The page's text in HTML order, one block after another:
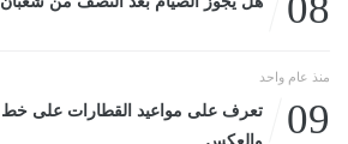
منذ عام واحد
09
تعرف على مواعيد القطارات على خط